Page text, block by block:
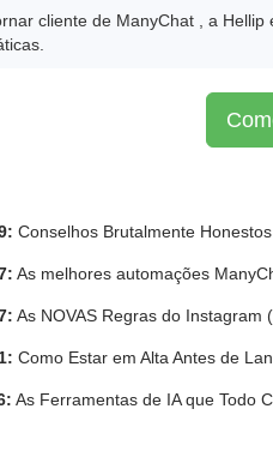
cliente de ManyChat , a Hellip
Conselhos Brutalmente
As melhores automações
As NOVAS Regras do Instagram
Como Estar em Alta Antes de
As Ferramentas de IA que Todo